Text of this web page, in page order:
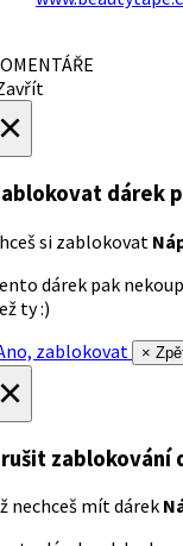
dárek
si zablokovat
dárek pak
ty :)
zablokovat
×
zablokování
nechceš mít dárek